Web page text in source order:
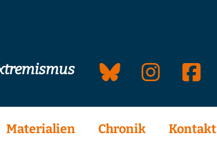
Materialien Chronik Kontakt